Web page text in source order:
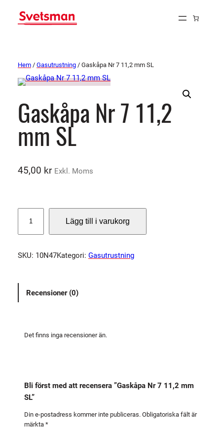
Hem / Gasutrustning / Gaskåpa Nr 7 11,2 mm SL
Gaskåpa Nr 7 11,2
mm SL
45,00 kr Exkl. Moms
s
å
a
Lägg till i varukorg
SKU: 10N47Kategori: Gasutrustning
Recensioner (0)
Det finns inga recensioner än.
Bli först med att recensera ”Gaskåpa Nr 7 11,2 mm
SL”
Din e-postadress kommer inte publiceras. Obligatoriska fält är
märkta *